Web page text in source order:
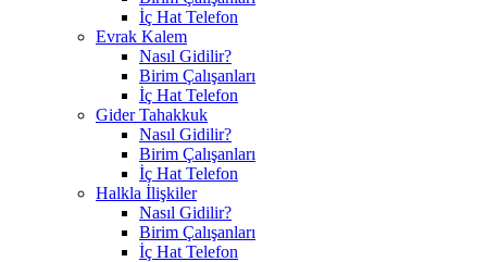
İç Hat Telefon
Evrak Kalem
Nasıl Gidilir?
Birim Çalışanları
İç Hat Telefon
Gider Tahakkuk
Nasıl Gidilir?
Birim Çalışanları
İç Hat Telefon
Halkla İlişkiler
Nasıl Gidilir?
Birim Çalışanları
İç Hat Telefon